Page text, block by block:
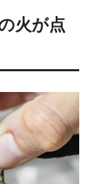
火が点